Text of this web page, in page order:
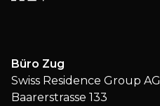
Büro Zug
Swiss Residence Group AG
Baarerstrasse 133